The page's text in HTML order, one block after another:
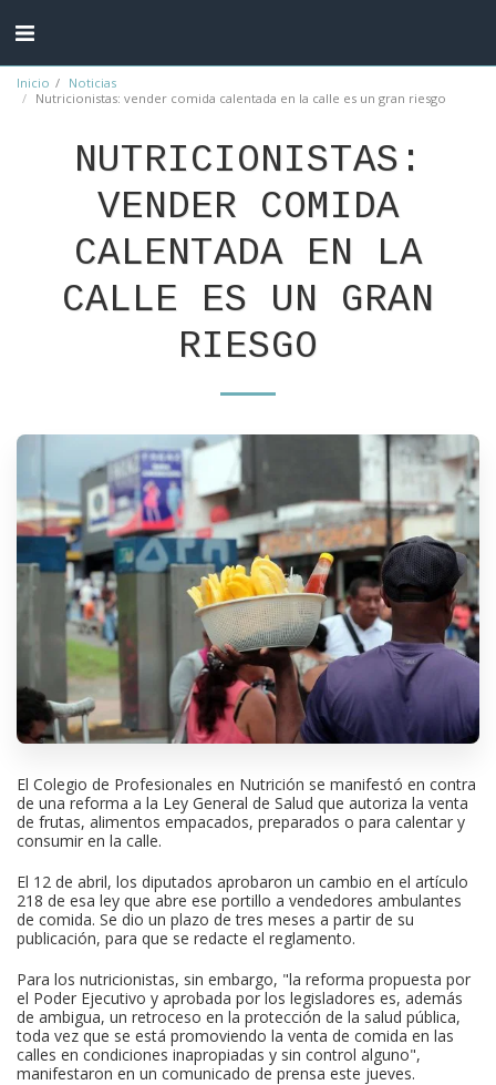
Inicio
Noticias
Nutricionistas: vender comida calentada en la calle es un gran riesgo
NUTRICIONISTAS:
VENDER COMIDA
CALENTADA EN LA
CALLE ES UN GRAN
RIESGO
El Colegio de Profesionales en Nutrición se manifestó en contra
de una reforma a la Ley General de Salud que autoriza la venta
de frutas, alimentos empacados, preparados o para calentar y
consumir en la calle.
El 12 de abril, los diputados aprobaron un cambio en el artículo
218 de esa ley que abre ese portillo a vendedores ambulantes
de comida. Se dio un plazo de tres meses a partir de su
publicación, para que se redacte el reglamento.
Para los nutricionistas, sin embargo, "la reforma propuesta por
el Poder Ejecutivo y aprobada por los legisladores es, además
de ambigua, un retroceso en la protección de la salud pública,
toda vez que se está promoviendo la venta de comida en las
calles en condiciones inapropiadas y sin control alguno",
manifestaron en un comunicado de prensa este jueves.